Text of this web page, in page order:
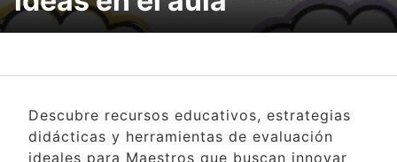
Descubre recursos educativos, estrategias
didácticas y herramientas de evaluación
ideales para Maestros que buscan innovar